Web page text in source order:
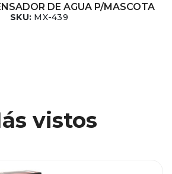
DE AGUA P/MASCOTA
SKU: MX-439
vistos